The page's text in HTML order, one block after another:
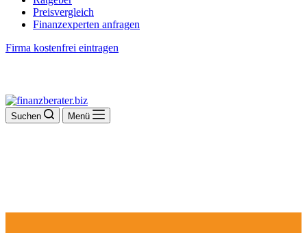
Preisvergleich
Finanzexperten anfragen
Firma kostenfrei eintragen
Suchen Menü